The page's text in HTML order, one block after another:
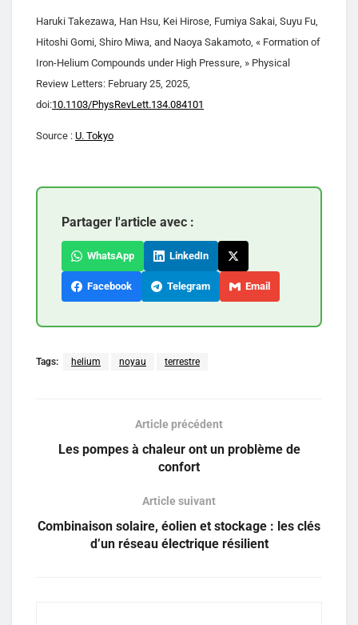
Haruki Takezawa, Han Hsu, Kei Hirose, Fumiya Sakai, Suyu Fu,
Hitoshi Gomi, Shiro Miwa, and Naoya Sakamoto, « Formation of
Iron-Helium Compounds under High Pressure, » Physical
Review Letters: February 25, 2025,
doi:10.1103/PhysRevLett.134.084101
Source : U. Tokyo
Partager l'article avec :
WhatsApp LinkedIn
Facebook Telegram Email
Tags: helium noyau terrestre
Article précédent
Les pompes à chaleur ont un problème de
confort
Article suivant
Combinaison solaire, éolien et stockage : les clés
d’un réseau électrique résilient